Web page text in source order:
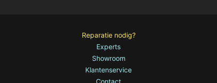
Reparatie nodig?
Experts
Showroom
Klantenservice
Contact